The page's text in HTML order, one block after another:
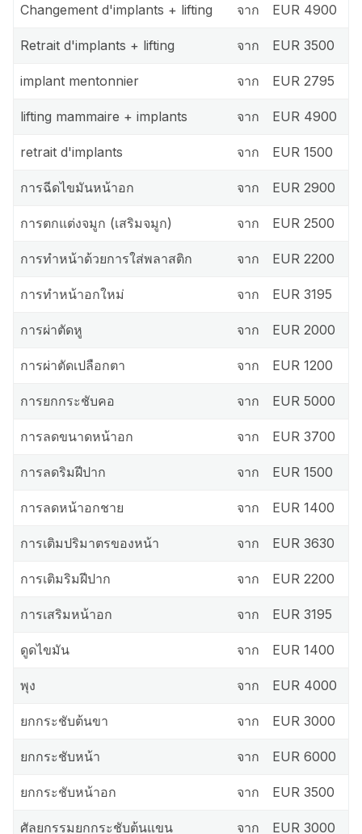
Changement d'implants + lifting จาก EUR 4900
Retrait d'implants + lifting จาก EUR 3500
implant mentonnier จาก EUR 2795
lifting mammaire + implants จาก EUR 4900
retrait d'implants จาก EUR 1500
การฉีดไขมันหน้าอก จาก EUR 2900
การตกแต่งจมูก (เสริมจมูก) จาก EUR 2500
การทำหน้าด้วยการใส่พลาสติก จาก EUR 2200
การทำหน้าอกใหม่ จาก EUR 3195
การผ่าตัดหู จาก EUR 2000
การผ่าตัดเปลือกตา จาก EUR 1200
การยกกระชับคอ จาก EUR 5000
การลดขนาดหน้าอก จาก EUR 3700
การลดริมฝีปาก จาก EUR 1500
การลดหน้าอกชาย จาก EUR 1400
การเติมปริมาตรของหน้า จาก EUR 3630
การเติมริมฝีปาก จาก EUR 2200
การเสริมหน้าอก จาก EUR 3195
ดูดไขมัน จาก EUR 1400
พุง จาก EUR 4000
ยกกระชับต้นขา จาก EUR 3000
ยกกระชับหน้า จาก EUR 6000
ยกกระชับหน้าอก จาก EUR 3500
ศัลยกรรมยกกระชับต้นแขน จาก EUR 3000